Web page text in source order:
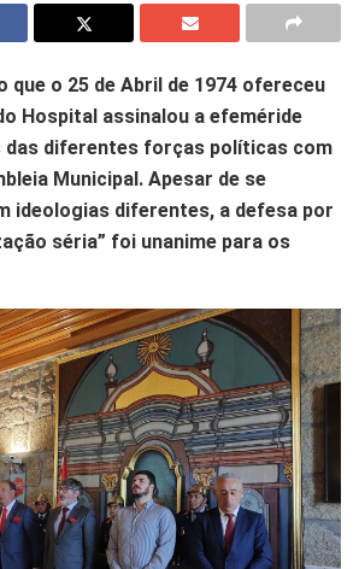
que o 25 de Abril de 1974 ofereceu
Hospital assinalou a efeméride
das diferentes forças políticas com
Municipal. Apesar de se
ideologias diferentes, a defesa por
séria” foi unanime para os